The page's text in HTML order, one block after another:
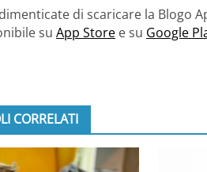
di scaricare la Blogo
su App Store e su Google
CORRELATI